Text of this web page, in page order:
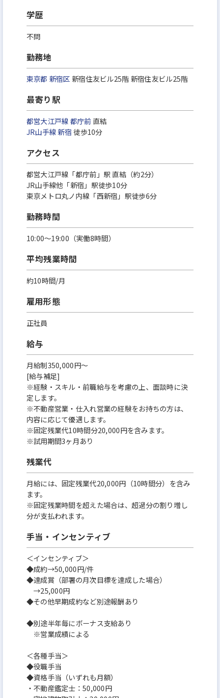
学歴
不問
勤務地
東京都 新宿区 新宿住友ビル25階 新宿住友ビル25階
最寄り駅
都営大江戸線都庁前 直結
JR山手線新宿 徒歩10分
アクセス
都営大江戸線「都庁前」駅 直結（約2分）
JR山手線他「新宿」駅徒歩10分
東京メトロ丸ノ内線「西新宿」駅徒歩6分
勤務時間
10:00～19:00（実働8時間）
平均残業時間
約10時間/月
雇用形態
正社員
給与
月給制350,000円～
[給与補足]
※経験・スキル・前職給与を考慮の上、面談時に決
定します。
※不動産営業・仕入れ営業の経験をお持ちの方は、
内容に応じて優遇します。
※固定残業代10時間分20,000円を含みます。
※試用期間3ヶ月あり
残業代
月給には、固定残業代20,000円（10時間分）を含み
ます。
※固定残業時間を超えた場合は、超過分の割り増し
分が支払われます。
手当・インセンティブ
＜インセンティブ＞
◆成約→50,000円/件
◆達成賞（部署の月次目標を達成した場合）
→25,000円
◆その他早期成約など別途報酬あり
◆別途半年毎にボーナス支給あり
※営業成績による
＜各種手当＞
◆役職手当
◆資格手当（いずれも月額）
・不動産鑑定士：50,000円